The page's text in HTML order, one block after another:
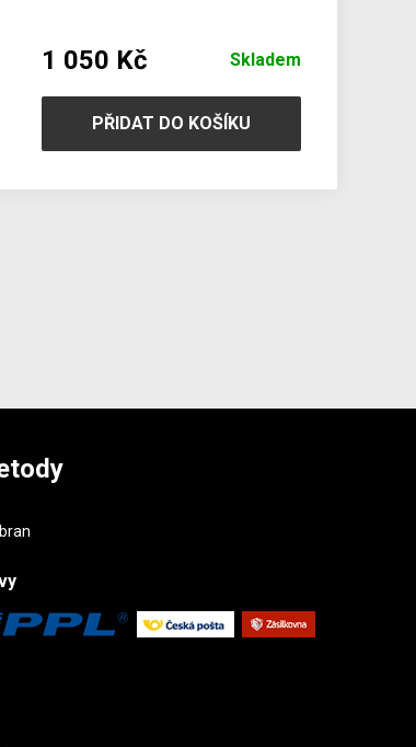
1 050 Kč Skladem
PŘIDAT DO KOŠÍKU